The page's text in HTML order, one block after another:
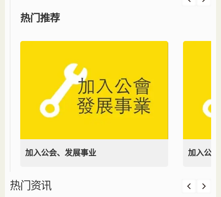
热门推荐
加入公会、发展事业 加入公
热门资讯